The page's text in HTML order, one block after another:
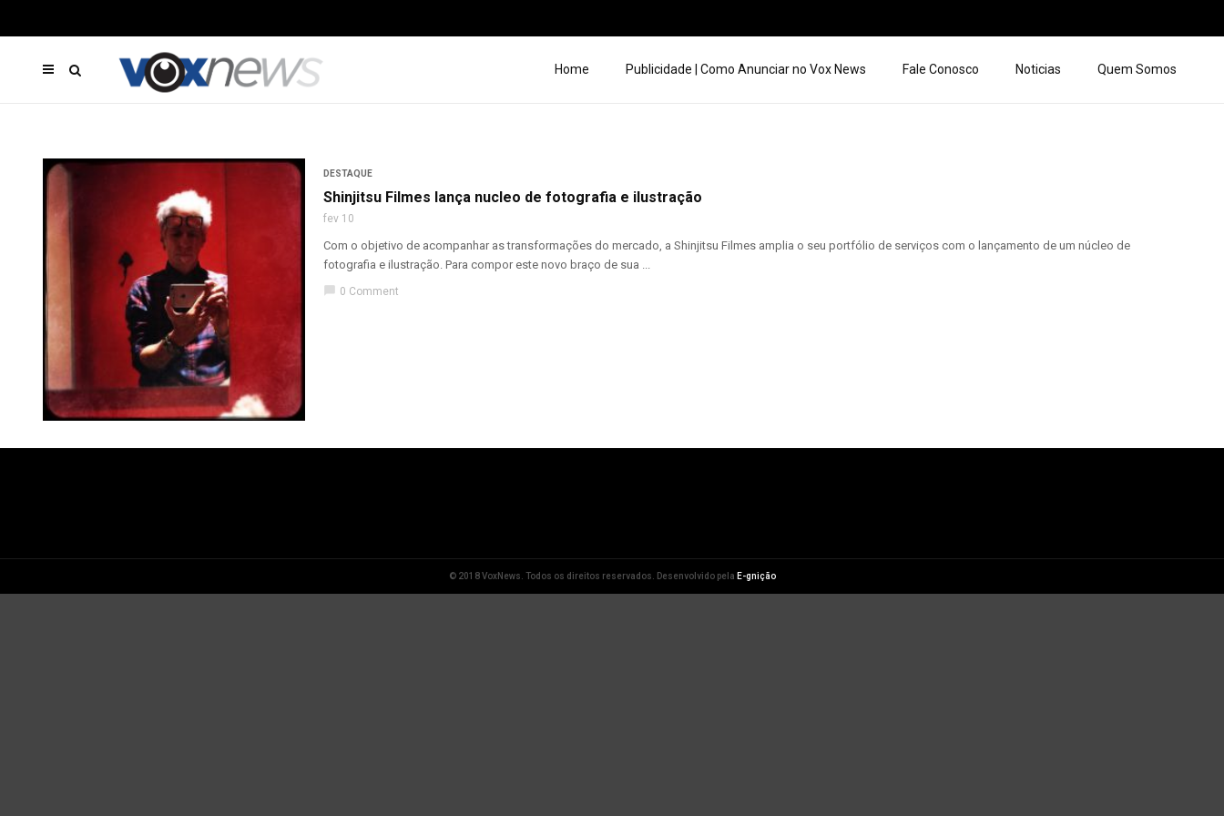
Home Publicidade | Como Anunciar no Vox News Fale Conosco Noticias Quem Somos
DESTAQUE
Shinjitsu Filmes lança nucleo de fotografia e ilustração
fev 10
Com o objetivo de acompanhar as transformações do mercado, a Shinjitsu Filmes amplia o seu portfólio de serviços com o lançamento de um núcleo de
fotografia e ilustração. Para compor este novo braço de sua ...
chat_bubble 0 Comment
© 2018 VoxNews. Todos os direitos reservados. Desenvolvido pela E-gnição